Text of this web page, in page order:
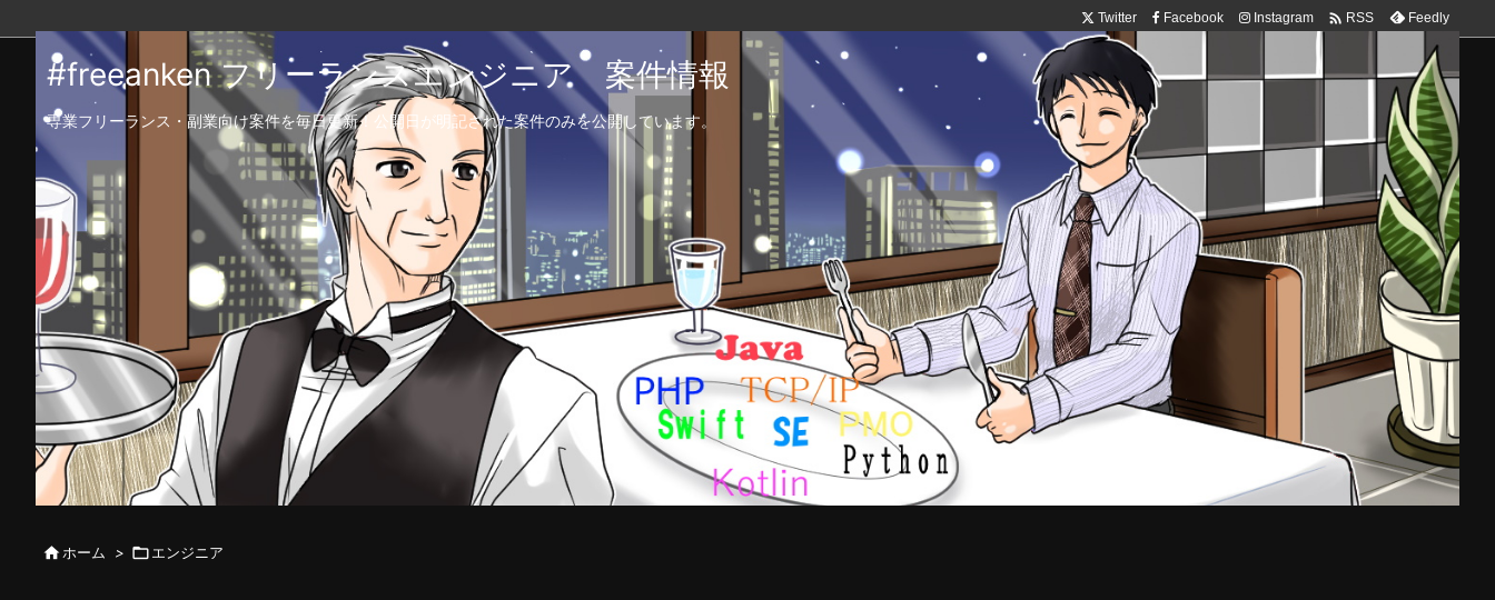
Twitter Facebook Instagram  RSS Feedly
#freeanken フリーランスエンジニア 案件情報
専業フリーランス・副業向け案件を毎日更新！公開日が明記された案件のみを公開しています。
 ホーム > エンジニア